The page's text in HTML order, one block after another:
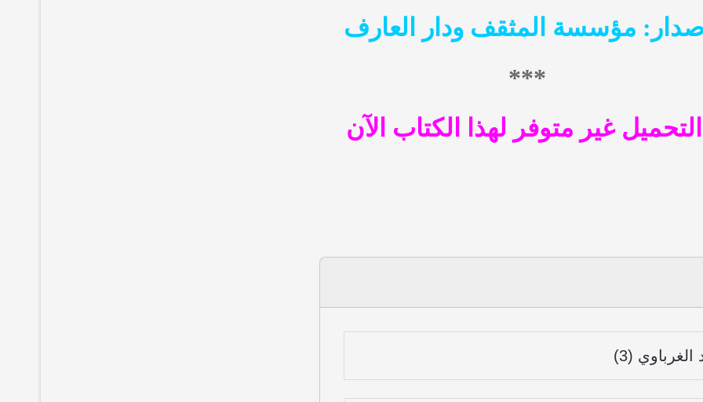
مؤسسة المثقف ودار العارف
***
التحميل غير متوفر لهذا الكتاب الآن
(3)